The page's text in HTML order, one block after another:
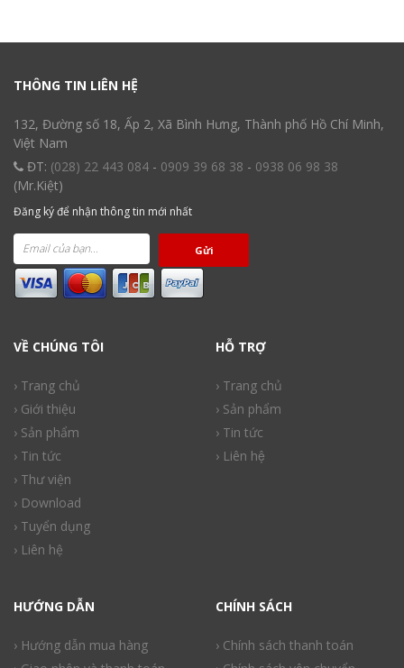
THÔNG TIN LIÊN HỆ
132, Đường số 18, Ấp 2, Xã Bình Hưng, Thành phố Hồ Chí Minh,
Việt Nam
ĐT: (028) 22 443 084 - 0909 39 68 38 - 0938 06 98 38
(Mr.Kiệt)
Đăng ký để nhận thông tin mới nhất
Gửi
VỀ CHÚNG TÔI
› Trang chủ
› Giới thiệu
› Sản phẩm
› Tin tức
› Thư viện
› Download
› Tuyển dụng
› Liên hệ
HỖ TRỢ
› Trang chủ
› Sản phẩm
› Tin tức
› Liên hệ
HƯỚNG DẪN
› Hướng dẫn mua hàng
CHÍNH SÁCH
› Chính sách thanh toán